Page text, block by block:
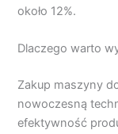
około 12%.
Dlaczego warto
Zakup maszyny
nowoczesną
efektywność